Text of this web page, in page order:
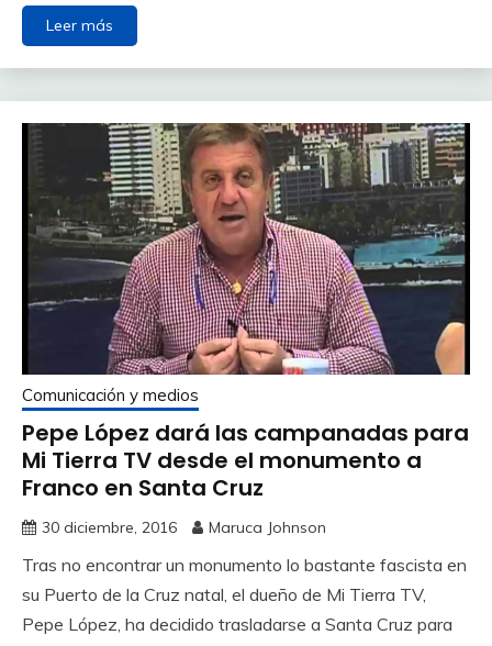
Leer más
Comunicación y medios
Pepe López dará las campanadas para
Mi Tierra TV desde el monumento a
Franco en Santa Cruz
30 diciembre, 2016 Maruca Johnson
Tras no encontrar un monumento lo bastante fascista en
su Puerto de la Cruz natal, el dueño de Mi Tierra TV,
Pepe López, ha decidido trasladarse a Santa Cruz para